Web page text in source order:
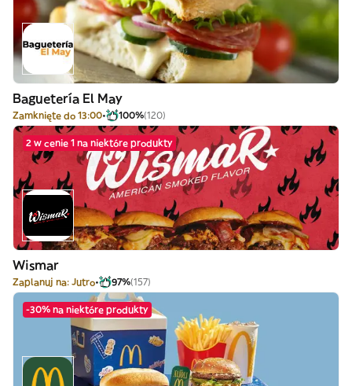
Baguetería El May
Zamknięte do 13:00 100%(120)
2 w cenie 1 na niektóre produkty
Wismar
Zaplanuj na: Jutro 97%(157)
-30% na niektóre produkty